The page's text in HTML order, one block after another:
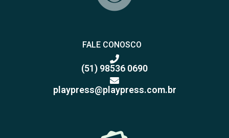
FALE CONOSCO
(51) 98536 0690
playpress@playpress.com.br